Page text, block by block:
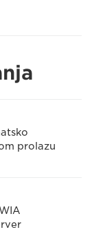
prolazu